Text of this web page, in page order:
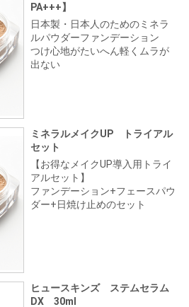
PA+++】
日本製・日本人のためのミネラ
ルパウダーファンデーション
つけ心地がたいへん軽くムラが
出ない
ミネラルメイクUP トライアル
セット
【お得なメイクUP導入用トライ
アルセット】
ファンデーション+フェースパウ
ダー+日焼け止めのセット
ヒュースキンズ ステムセラム
DX 30ml